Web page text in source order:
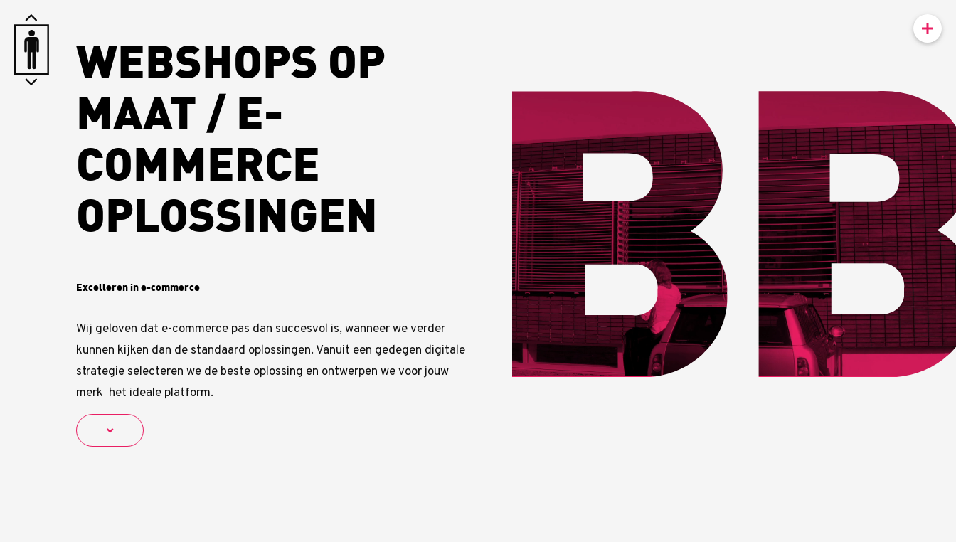
WEBSHOPS OP
MAAT / E-
COMMERCE
OPLOSSINGEN
Excelleren in e-commerce
Wij geloven dat e-commerce pas dan succesvol is, wanneer we verder
kunnen kijken dan de standaard oplossingen. Vanuit een gedegen digitale
strategie selecteren we de beste oplossing en ontwerpen we voor jouw
merk het ideale platform.